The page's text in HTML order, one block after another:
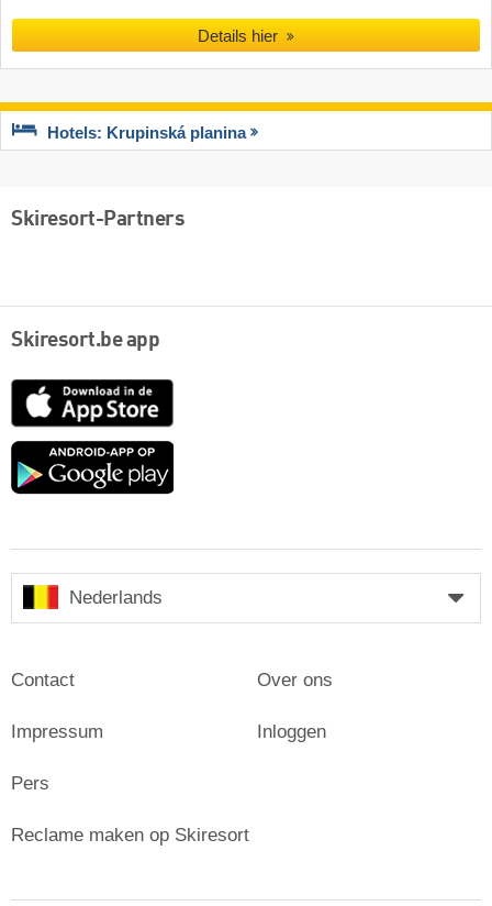
Details hier
Hotels: Krupinská planina
Skiresort-Partners
Skiresort.be app
App
Google
Nederlands
Contact
Impressum
Pers
Over ons
Inloggen
Reclame maken op Skiresort